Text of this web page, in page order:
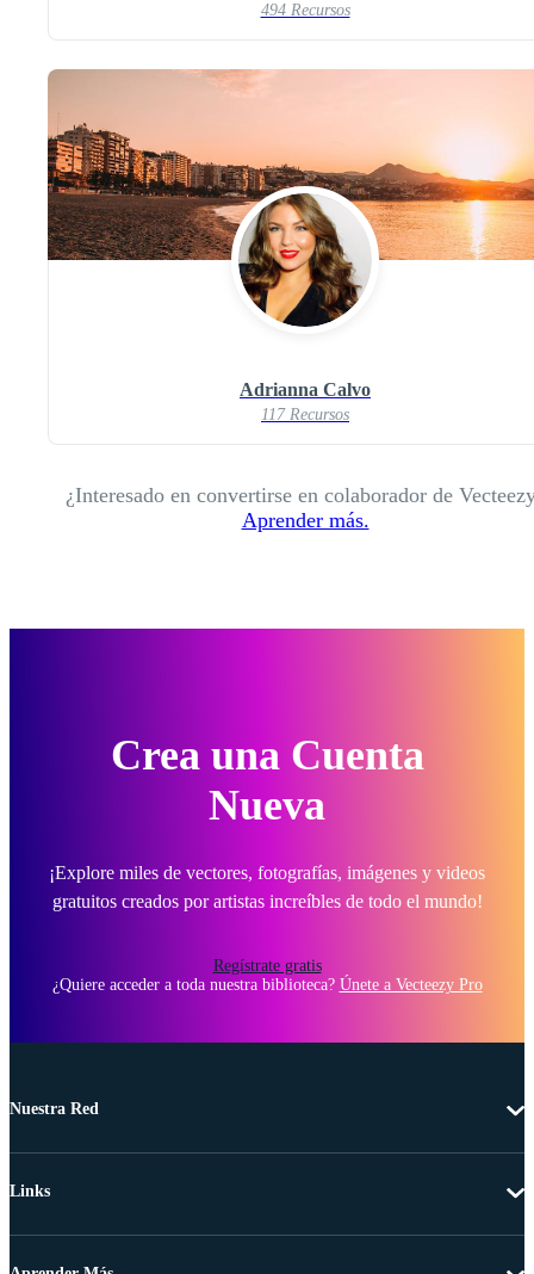
494 Recursos
Adrianna Calvo
117 Recursos
¿Interesado en convertirse en colaborador de
Aprender más.
Crea una Cuenta
Nueva
¡Explore miles de vectores, fotografías, imágenes y videos
gratuitos creados por artistas increíbles de todo el mundo!
Regístrate gratis
¿Quiere acceder a toda nuestra biblioteca? Únete a Vecteezy Pro
Nuestra Red
Links